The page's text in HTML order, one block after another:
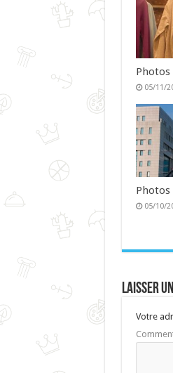
Photos
05/11/
05/10/
Laisser
Votre